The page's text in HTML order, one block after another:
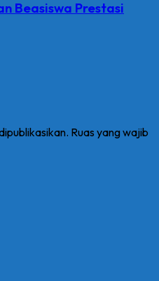
Beasiswa Prestasi
Ruas yang wajib